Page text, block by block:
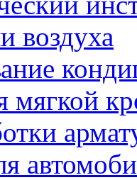
воздуха
мягкой